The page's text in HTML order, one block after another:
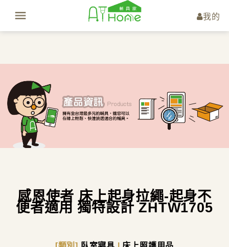
我的
感恩使者 床上起身拉繩-起身不
便者適用 獨特設計 ZHTW1705